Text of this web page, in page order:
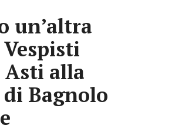
un’altra
alla
Bagnolo